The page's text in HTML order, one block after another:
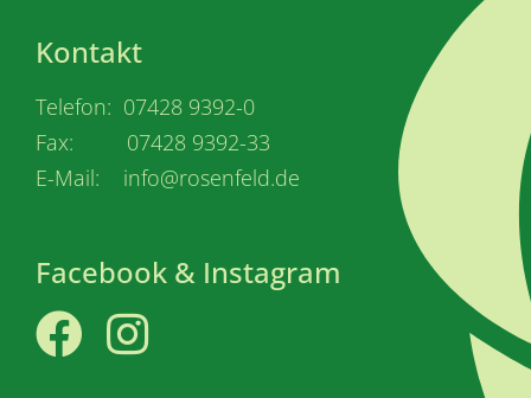
Kontakt
Telefon: 07428 9392-0
Fax: 07428 9392-33
E-Mail: info@rosenfeld.de
Facebook & Instagram